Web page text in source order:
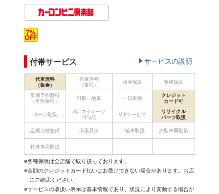
付帯サービス サービスの説明
代車無料
（板金）
代車無料
（車検）
板金保証 整備保証
早期予約割引
（早割車検）
引取・納車 一日車検
クレジット
カード可
ローン取扱
JALマイレージ
付与店
VIPサービス
リサイクル
パーツ取扱
定期点検整備 出張見積 二輪車取扱 大型車両取扱
特殊車両取扱
※各種保険は全店舗で取り扱っております。
※全額のクレジットカード払いはお受けできない場合があります。お店
にご確認ください。
※サービスの取扱い表示は基本情報であり、状況により変動する場合が